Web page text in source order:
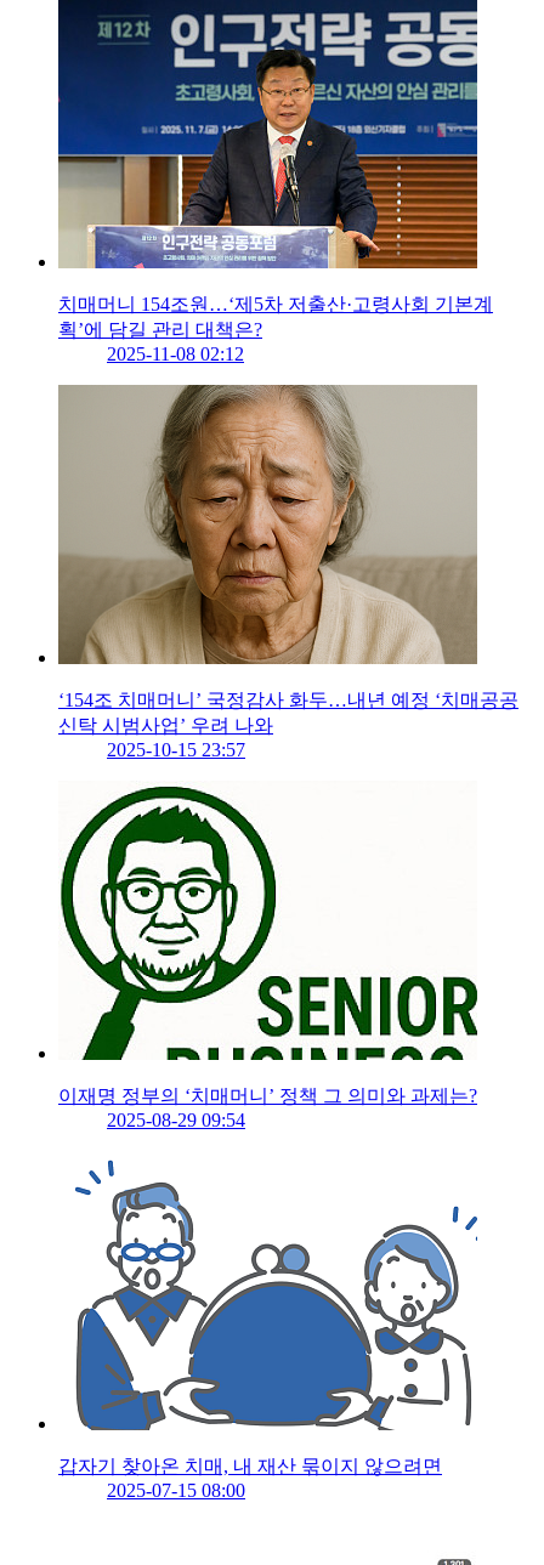
치매머니 154조원…‘제5차 저출산·고령사회 기본계
획’에 담길 관리 대책은?
2025-11-08 02:12
‘154조 치매머니’ 국정감사 화두…내년 예정 ‘치매공공
신탁 시범사업’ 우려 나와
2025-10-15 23:57
이재명 정부의 ‘치매머니’ 정책 그 의미와 과제는?
2025-08-29 09:54
갑자기 찾아온 치매, 내 재산 묶이지 않으려면
2025-07-15 08:00